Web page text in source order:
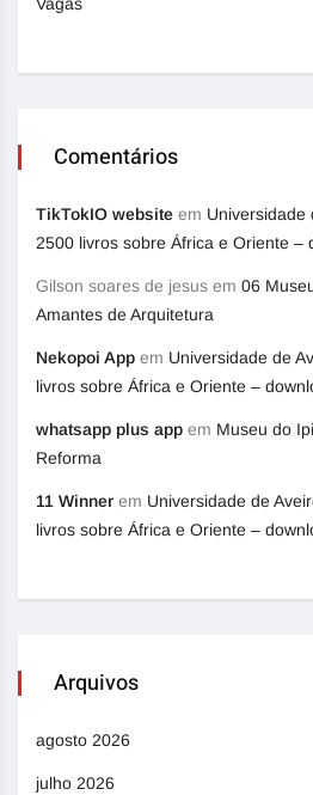
Vagas
Comentários
TikTokIO website em Universidade
2500 livros sobre África e Oriente –
Gilson soares de jesus em 06
Amantes de Arquitetura
Nekopoi App em Universidade de
livros sobre África e Oriente –
whatsapp plus app em Museu do
Reforma
11 Winner em Universidade de
livros sobre África e Oriente –
Arquivos
agosto 2026
julho 2026